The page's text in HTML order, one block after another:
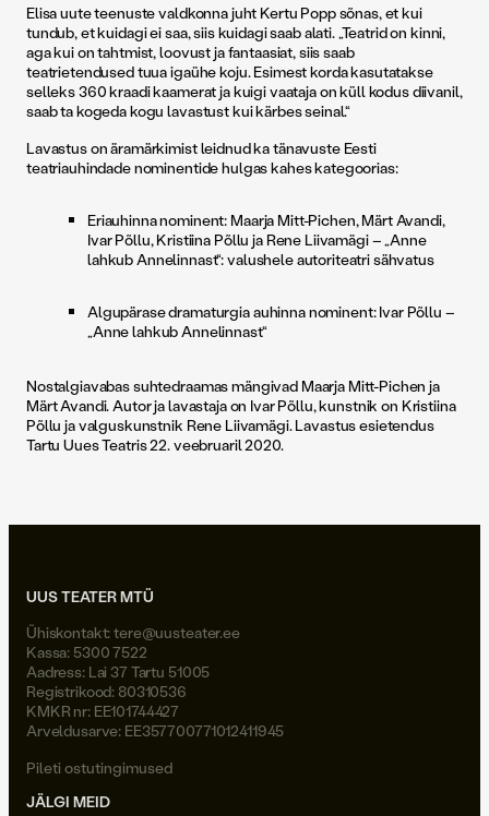
Elisa uute teenuste valdkonna juht Kertu Popp sõnas, et kui
tundub, et kuidagi ei saa, siis kuidagi saab alati. „Teatrid on kinni,
aga kui on tahtmist, loovust ja fantaasiat, siis saab
teatrietendused tuua igaühe koju. Esimest korda kasutatakse
selleks 360 kraadi kaamerat ja kuigi vaataja on küll kodus diivanil,
saab ta kogeda kogu lavastust kui kärbes seinal.“
Lavastus on äramärkimist leidnud ka tänavuste Eesti
teatriauhindade nominentide hulgas kahes kategoorias:
Eriauhinna nominent: Maarja Mitt-Pichen, Märt Avandi,
Ivar Põllu, Kristiina Põllu ja Rene Liivamägi – „Anne
lahkub Annelinnast“: valushele autoriteatri sähvatus
Algupärase dramaturgia auhinna nominent: Ivar Põllu –
„Anne lahkub Annelinnast“
Nostalgiavabas suhtedraamas mängivad Maarja Mitt-Pichen ja
Märt Avandi. Autor ja lavastaja on Ivar Põllu, kunstnik on Kristiina
Põllu ja valguskunstnik Rene Liivamägi. Lavastus esietendus
Tartu Uues Teatris 22. veebruaril 2020.
UUS TEATER MTÜ
Ühiskontakt:tere@uusteater.ee
Kassa: 5300 7522
Aadress: Lai 37 Tartu 51005
Registrikood: 80310536
KMKR nr: EE101744427
Arveldusarve: EE357700771012411945
Pileti ostutingimused
JÄLGI MEID